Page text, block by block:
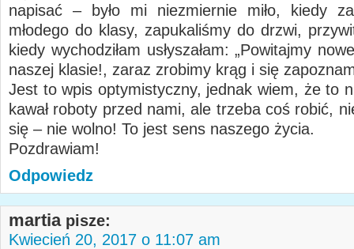
napisać – było mi niezmiernie miło, kiedy
młodego do klasy, zapukaliśmy do drzwi,
kiedy wychodziłam usłyszałam: „Powitajmy
naszej klasie!, zaraz zrobimy krąg i się
Jest to wpis optymistyczny, jednak wiem, że to
kawał roboty przed nami, ale trzeba coś robić,
się – nie wolno! To jest sens naszego życia.
Pozdrawiam!
Odpowiedz
martia pisze:
Kwiecień 20, 2017 o 11:07 am